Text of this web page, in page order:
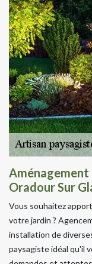
Aménagement
Oradour Sur
Vous souhaitez
votre jardin ?
installation de
paysagiste idéal qu'il